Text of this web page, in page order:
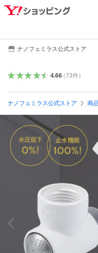
ナノフェミラス公式ストア
4.66（73件）
ナノフェミラス公式ストア 商